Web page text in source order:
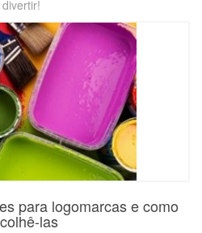
divertir!
para logomarcas e como
las